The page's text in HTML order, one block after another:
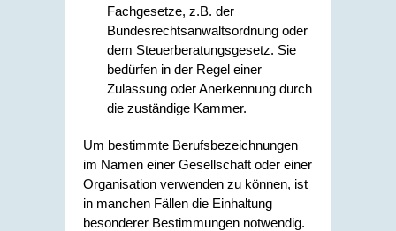
Fachgesetze, z.B. der
Bundesrechtsanwaltsordnung oder
dem Steuerberatungsgesetz. Sie
bedürfen in der Regel einer
Zulassung oder Anerkennung durch
die zuständige Kammer.
Um bestimmte Berufsbezeichnungen
im Namen einer Gesellschaft oder einer
Organisation verwenden zu können, ist
in manchen Fällen die Einhaltung
besonderer Bestimmungen notwendig.